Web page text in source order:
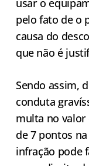
usar o
pelo fato de o
causa do
que não é
Sendo assim,
conduta
multa no valor
de 7 pontos
infração pode